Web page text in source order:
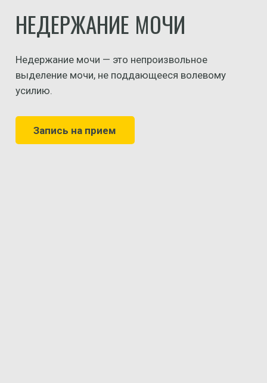
НЕДЕРЖАНИЕ МОЧИ
Недержание мочи — это непроизвольное
выделение мочи, не поддающееся волевому
усилию.
Запись на прием